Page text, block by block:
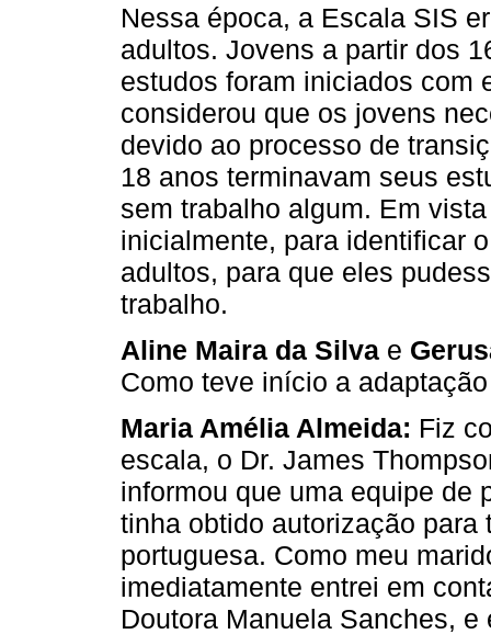
Nessa época, a Escala SIS
adultos. Jovens a partir dos
estudos foram iniciados com
considerou que os jovens
devido ao processo de
18 anos terminavam seus
sem trabalho algum. Em
inicialmente, para identificar
adultos, para que eles
trabalho.
Aline Maira da Silva e
Como teve início a
Maria Amélia Almeida: Fiz
escala, o Dr. James
informou que uma equipe de
tinha obtido autorização
portuguesa. Como meu
imediatamente entrei em
Doutora Manuela Sanches,